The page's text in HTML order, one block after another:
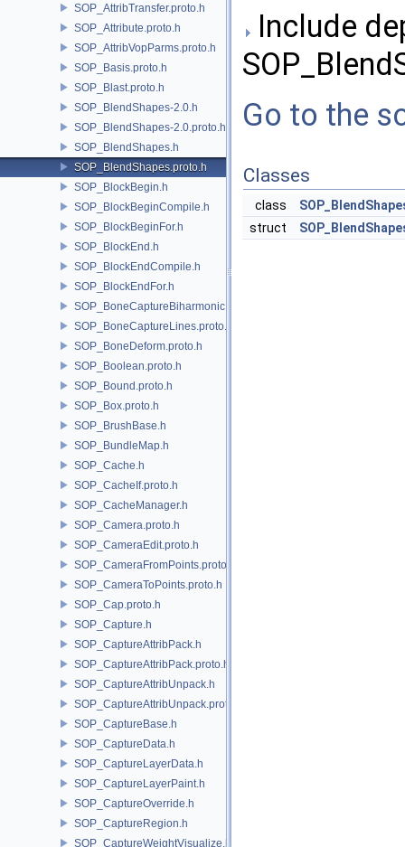
SOP_AttribTransfer.proto.h
SOP_Attribute.proto.h
SOP_AttribVopParms.proto.h
SOP_Basis.proto.h
SOP_Blast.proto.h
SOP_BlendShapes-2.0.h
SOP_BlendShapes-2.0.proto.h
SOP_BlendShapes.h
SOP_BlendShapes.proto.h
SOP_BlockBegin.h
SOP_BlockBeginCompile.h
SOP_BlockBeginFor.h
SOP_BlockEnd.h
SOP_BlockEndCompile.h
SOP_BlockEndFor.h
SOP_BoneCaptureBiharmonic.proto.h
SOP_BoneCaptureLines.proto.h
SOP_BoneDeform.proto.h
SOP_Boolean.proto.h
SOP_Bound.proto.h
SOP_Box.proto.h
SOP_BrushBase.h
SOP_BundleMap.h
SOP_Cache.h
SOP_CacheIf.proto.h
SOP_CacheManager.h
SOP_Camera.proto.h
SOP_CameraEdit.proto.h
SOP_CameraFromPoints.proto.h
SOP_CameraToPoints.proto.h
SOP_Cap.proto.h
SOP_Capture.h
SOP_CaptureAttribPack.h
SOP_CaptureAttribPack.proto.h
SOP_CaptureAttribUnpack.h
SOP_CaptureAttribUnpack.proto.h
SOP_CaptureBase.h
SOP_CaptureData.h
SOP_CaptureLayerData.h
SOP_CaptureLayerPaint.h
SOP_CaptureOverride.h
SOP_CaptureRegion.h
SOP_CaptureWeightVisualize.h
Include
Go to the
Classes
class
struct